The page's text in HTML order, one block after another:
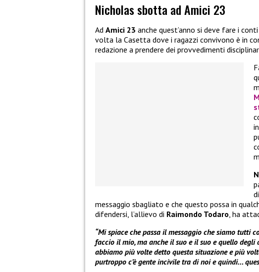
Nicholas sbotta ad Amici 23
Ad Amici 23 anche quest’anno si deve fare i
volta la Casetta dove i ragazzi convivono è in
redazione a prendere dei provvedimenti
messaggio sbagliato e che questo possa in
difendersi, l’allievo di Raimondo Todaro, ha
“Mi spiace che passa il messaggio che siamo tutti
faccio il mio, ma anche il suo e il suo e quello degli
abbiamo più volte detto questa situazione e più
purtroppo c’è gente incivile tra di noi e quindi…